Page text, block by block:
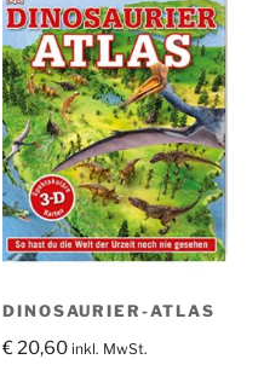
DINOSAURIER-ATLAS
€20,60 inkl. MwSt.